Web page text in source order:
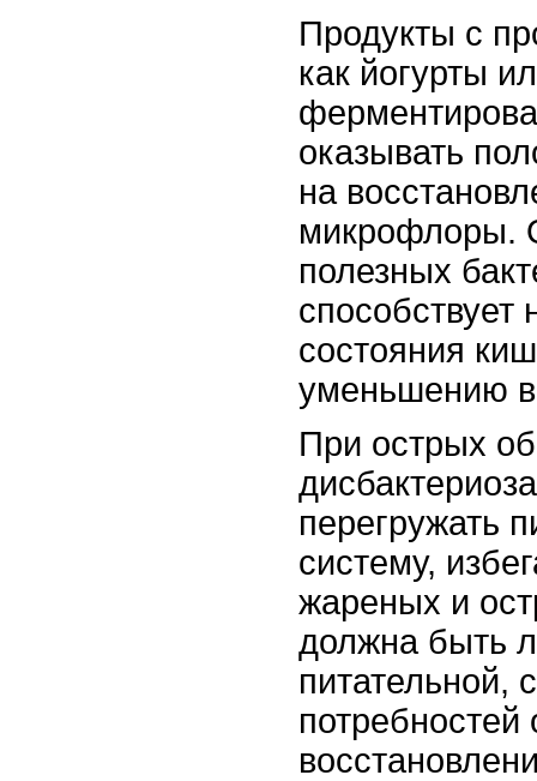
Продукты с
как йогурты
оказывать
на
микрофлоры.
полезных
способствует
состояния
уменьшению
При острых
перегружать
систему,
жареных и
должна быть
питательной,
потребностей